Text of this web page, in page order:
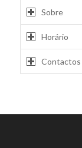
Sobre
Horário
Contactos